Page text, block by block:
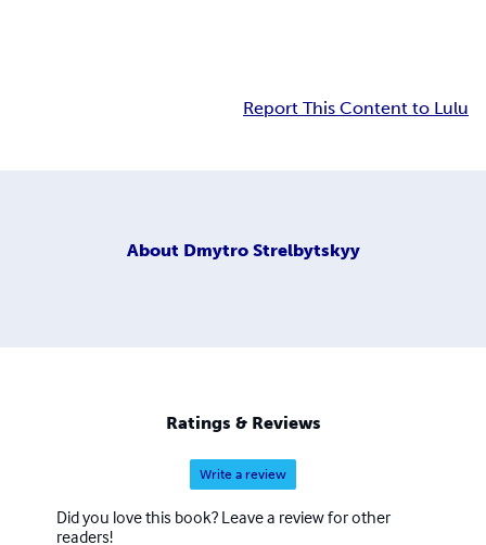
Report This Content to Lulu
About Dmytro Strelbytskyy
Ratings & Reviews
Write a review
Did you love this book? Leave a review for other
readers!